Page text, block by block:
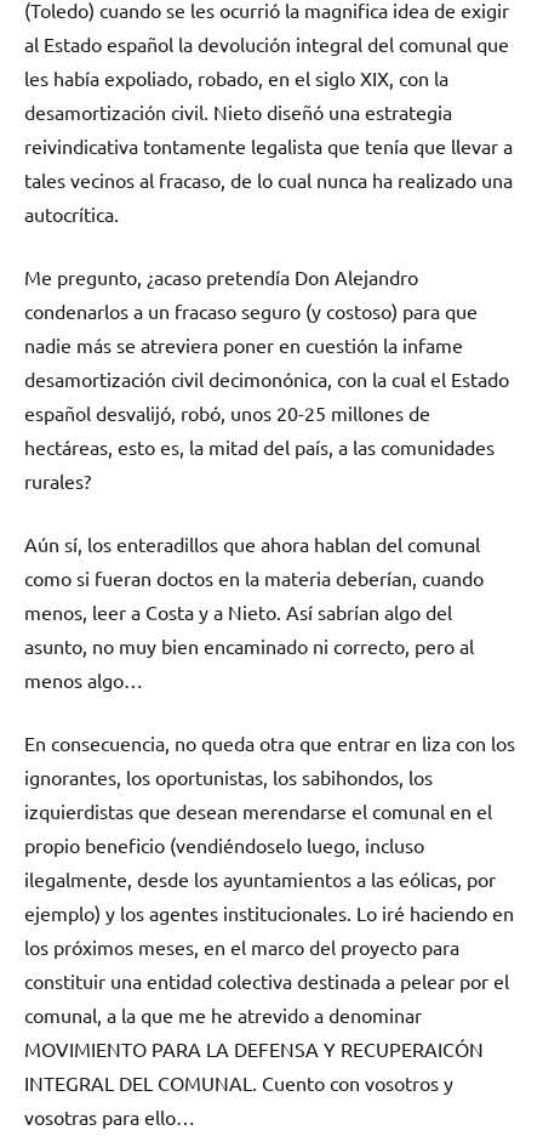
(Toledo) cuando se les ocurrió la magnifica idea de exigir
al Estado español la devolución integral del comunal que
les había expoliado, robado, en el siglo XIX, con la
desamortización civil. Nieto diseñó una estrategia
reivindicativa tontamente legalista que tenía que llevar a
tales vecinos al fracaso, de lo cual nunca ha realizado una
autocrítica.
Me pregunto, ¿acaso pretendía Don Alejandro
condenarlos a un fracaso seguro (y costoso) para que
nadie más se atreviera poner en cuestión la infame
desamortización civil decimonónica, con la cual el Estado
español desvalijó, robó, unos 20-25 millones de
hectáreas, esto es, la mitad del país, a las comunidades
rurales?
Aún sí, los enteradillos que ahora hablan del comunal
como si fueran doctos en la materia deberían, cuando
menos, leer a Costa y a Nieto. Así sabrían algo del
asunto, no muy bien encaminado ni correcto, pero al
menos algo…
En consecuencia, no queda otra que entrar en liza con los
ignorantes, los oportunistas, los sabihondos, los
izquierdistas que desean merendarse el comunal en el
propio beneficio (vendiéndoselo luego, incluso
ilegalmente, desde los ayuntamientos a las eólicas, por
ejemplo) y los agentes institucionales. Lo iré haciendo en
los próximos meses, en el marco del proyecto para
constituir una entidad colectiva destinada a pelear por el
comunal, a la que me he atrevido a denominar
MOVIMIENTO PARA LA DEFENSA Y RECUPERAICÓN
INTEGRAL DEL COMUNAL. Cuento con vosotros y
vosotras para ello…